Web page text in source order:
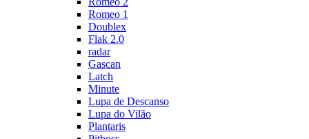
Romeo 1
Doublex
Flak 2.0
radar
Gascan
Latch
Minute
Lupa de Descanso
Lupa do Vilão
Plantaris